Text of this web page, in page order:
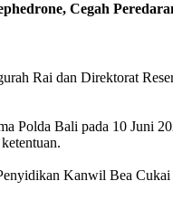
Cegah
Rai dan Direktorat
Polda Bali pada 10 Juni
Kanwil Bea